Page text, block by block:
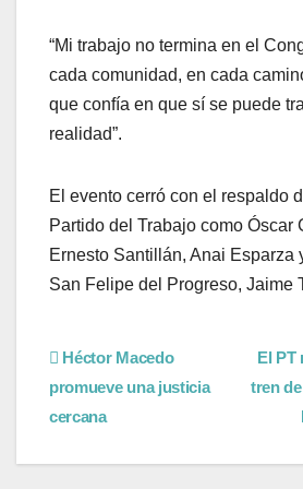
“Mi trabajo no termina en el
cada comunidad, en cada
que confía en que sí se puede
realidad”.
El evento cerró con el respaldo
Partido del Trabajo como Óscar
Ernesto Santillán, Anai Esparza
San Felipe del Progreso, Jaime
El PT
tren
Héctor Macedo
promueve una justicia
cercana